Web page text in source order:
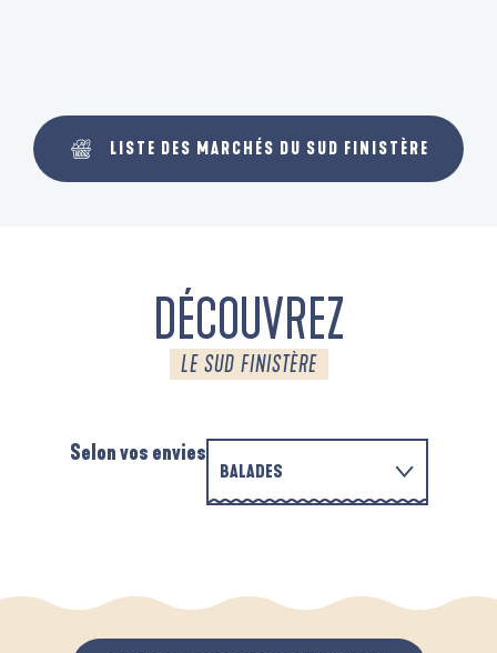
LISTE DES MARCHÉS DU SUD FINISTÈRE
DÉCOUVREZ
LE SUD FINISTÈRE
Selon vos envies
BALADES
QUAND IL PLEUT